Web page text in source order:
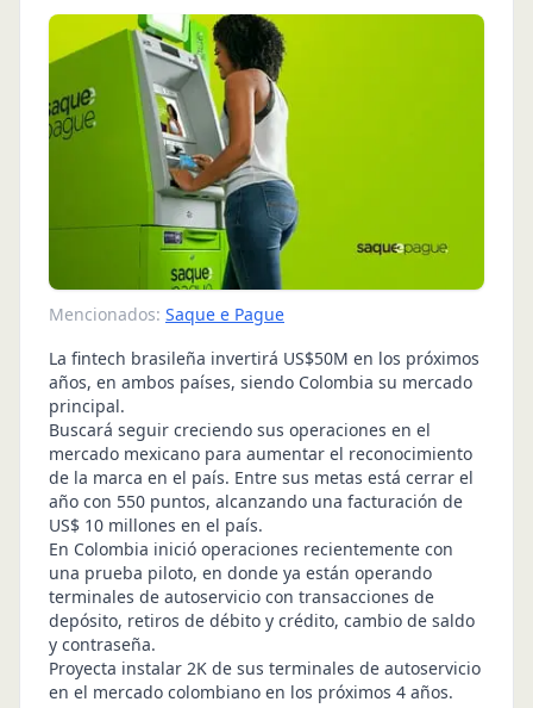
Mencionados: Saque e Pague
La fintech brasileña invertirá US$50M en los próximos
años, en ambos países, siendo Colombia su mercado
principal.
Buscará seguir creciendo sus operaciones en el
mercado mexicano para aumentar el reconocimiento
de la marca en el país. Entre sus metas está cerrar el
año con 550 puntos, alcanzando una facturación de
US$ 10 millones en el país.
En Colombia inició operaciones recientemente con
una prueba piloto, en donde ya están operando
terminales de autoservicio con transacciones de
depósito, retiros de débito y crédito, cambio de saldo
y contraseña.
Proyecta instalar 2K de sus terminales de autoservicio
en el mercado colombiano en los próximos 4 años.